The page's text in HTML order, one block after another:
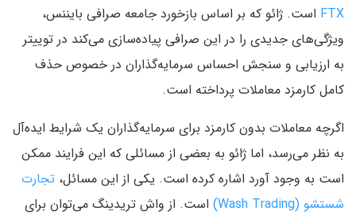
FTX است. ژائو که بر اساس بازخورد جامعه صرافی بایننس،
ویژگی‌های جدیدی را در این صرافی پیاده‌سازی می‌کند در توییتر
به ارزیابی و سنجش احساس سرمایه‌گذاران در خصوص حذف
کامل کارمزد معاملات پرداخته است.
اگرچه معاملات بدون کارمزد برای سرمایه‌گذاران یک شرایط ایده‌آل
به نظر می‌رسد، اما ژائو به بعضی از مسائلی که این فرایند ممکن
است به وجود آورد اشاره کرده است. یکی از این مسائل، تجارت
شستشو (Wash Trading)
است. از واش تریدینگ می‌توان برای